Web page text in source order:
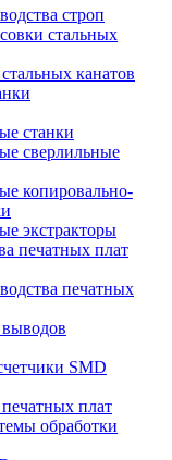
строп
стальных
канатов
станки
сверлильные
копировально-
экстракторы
печатных плат
печатных
SMD
плат
обработки